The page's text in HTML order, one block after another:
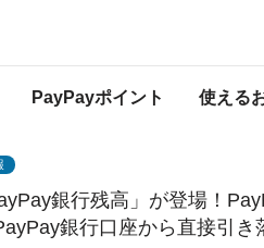
PayPayポイント 使える
銀行残高」が登場！
銀行口座から直接引き